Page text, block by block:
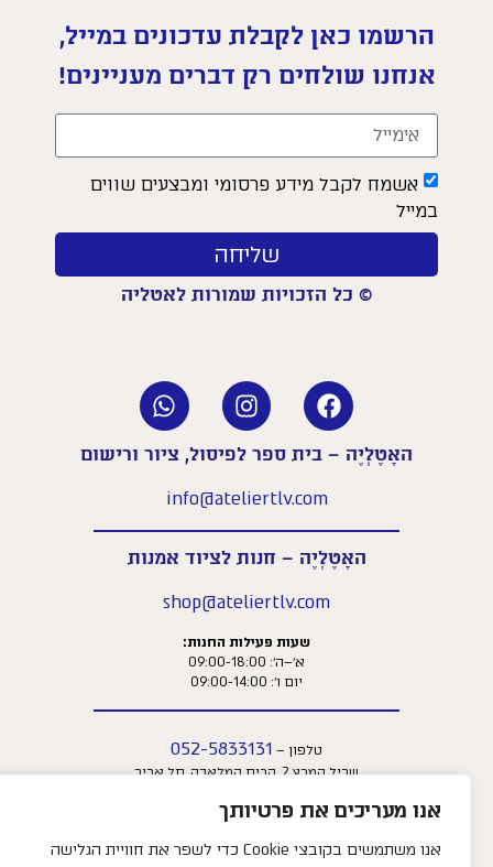
אנו מעריכים את פרטיותך
אנו משתמשים בקובצי Cookie כדי לשפר את חוויית הגלישה
הרשמו כאן לקבלת עדכונים במייל,
אנחנו שולחים רק דברים מעניינים!
אשמח לקבל מידע פרסומי ומבצעים שווים
במייל
שליחה
© כל הזכויות שמורות לאטליה
האָטֶלְיֶה – בית ספר לפיסול, ציור ורישום
info@ateliertlv.com
האָטֶלְיֶה – חנות לציוד אמנות
shop@ateliertlv.com
שעות פעילות החנות:
א׳–ה׳: 09:00-18:00
יום ו׳: 09:00-14:00
טלפון –052-5833131
שביל המרץ 2, קרית המלאכה, תל אביב